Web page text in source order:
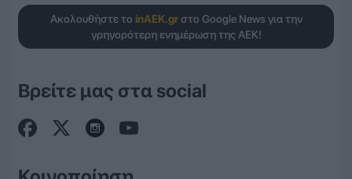
Ακολουθήστε το inAEK.grστο Google News για την
γρηγορότερη ενημέρωση της ΑΕΚ!
Βρείτε μας στα social